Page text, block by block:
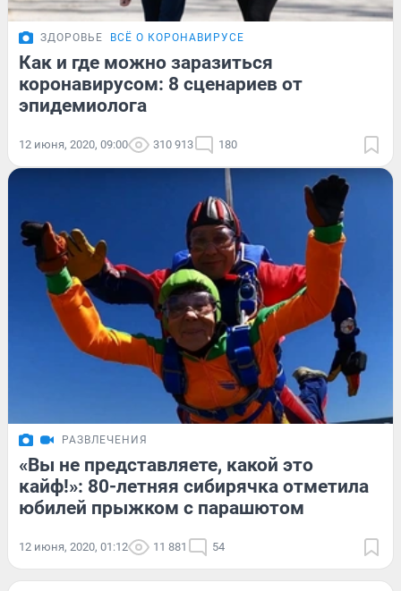
ЗДОРОВЬЕ ВСЁ О КОРОНАВИРУСЕ
Как и где можно заразиться
коронавирусом: 8 сценариев от
эпидемиолога
12 июня, 2020, 09:00 310 913 180
РАЗВЛЕЧЕНИЯ
«Вы не представляете, какой это
кайф!»: 80-летняя сибирячка отметила
юбилей прыжком с парашютом
12 июня, 2020, 01:12 11 881 54